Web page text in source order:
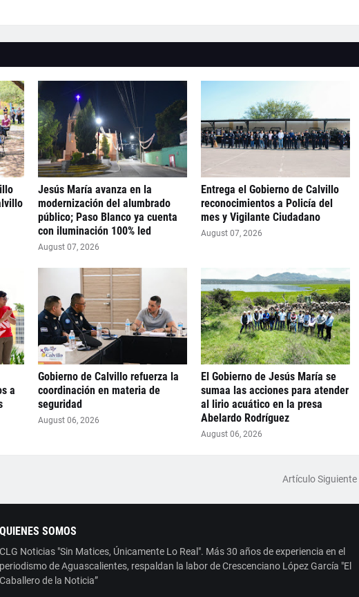
Jesús María avanza en la
modernización del alumbrado
público; Paso Blanco ya cuenta
con iluminación 100% led
August 07, 2026
Entrega el Gobierno de Calvillo
reconocimientos a Policía del
mes y Vigilante Ciudadano
August 07, 2026
a
Gobierno de Calvillo refuerza la
coordinación en materia de
seguridad
August 06, 2026
El Gobierno de Jesús María se
sumaa las acciones para atender
al lirio acuático en la presa
Abelardo Rodríguez
August 06, 2026
Artículo Siguiente
QUIENES SOMOS
CLG Noticias "Sin Matices, Únicamente Lo Real". Más 30 años de experiencia en el
periodismo de Aguascalientes, respaldan la labor de Crescenciano López García "El
Caballero de la Noticia”